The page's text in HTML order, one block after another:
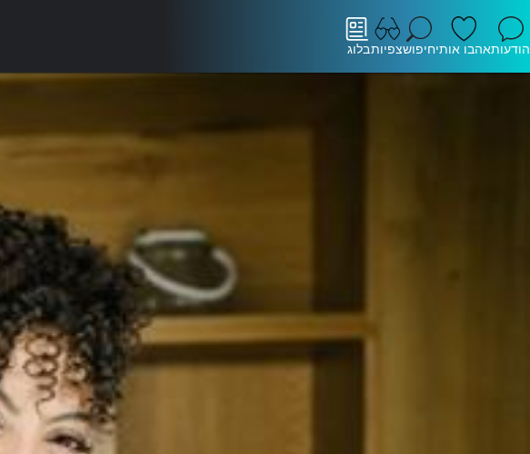
הודעותאהבו אותיחיפושצפיותבלוג